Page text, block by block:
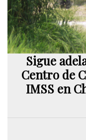
Sigue
Centro de
IMSS en